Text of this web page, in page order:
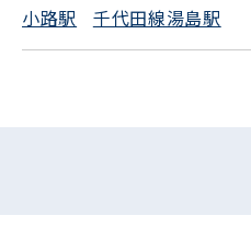
小路駅
千代田線湯島駅